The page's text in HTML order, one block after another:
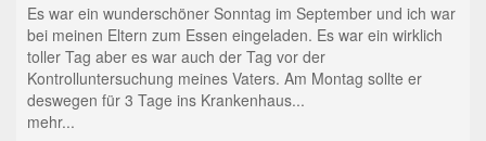
Es war ein wunderschöner Sonntag im September und ich war
bei meinen Eltern zum Essen eingeladen. Es war ein wirklich
toller Tag aber es war auch der Tag vor der
Kontrolluntersuchung meines Vaters. Am Montag sollte er
deswegen für 3 Tage ins Krankenhaus...
mehr...